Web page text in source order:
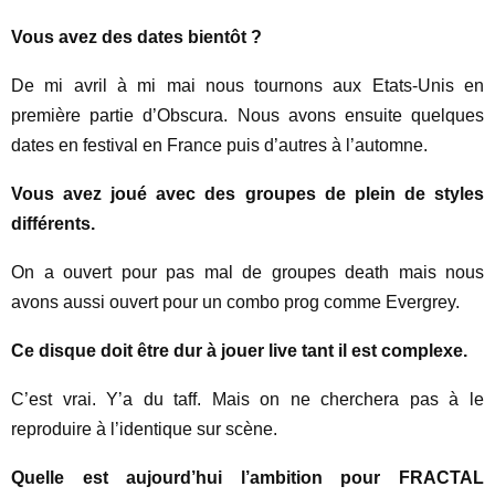
Vous avez des dates bientôt ?
De mi avril à mi mai nous tournons aux Etats-Unis en
première partie d’Obscura. Nous avons ensuite quelques
dates en festival en France puis d’autres à l’automne.
Vous avez joué avec des groupes de plein de styles
différents.
On a ouvert pour pas mal de groupes death mais nous
avons aussi ouvert pour un combo prog comme Evergrey.
Ce disque doit être dur à jouer live tant il est complexe.
C’est vrai. Y’a du taff. Mais on ne cherchera pas à le
reproduire à l’identique sur scène.
Quelle est aujourd’hui l’ambition pour FRACTAL